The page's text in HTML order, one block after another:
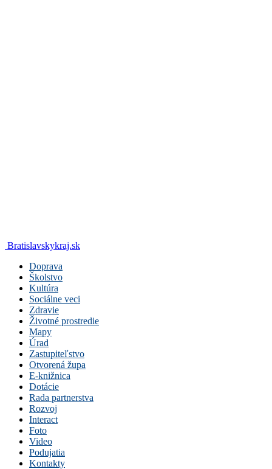
Bratislavskykraj.sk
Doprava
Školstvo
Kultúra
Sociálne veci
Zdravie
Životné prostredie
Mapy
Úrad
Zastupiteľstvo
Otvorená župa
E-knižnica
Dotácie
Rada partnerstva
Rozvoj
Interact
Foto
Video
Podujatia
Kontakty